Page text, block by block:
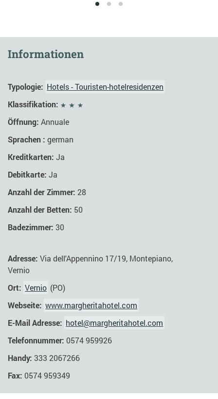
1 2 3
Informationen
Typologie: Hotels - Touristen-hotelresidenzen
Klassifikation:
Öffnung: Annuale
Sprachen : german
Kreditkarten: Ja
Debitkarte: Ja
Anzahl der Zimmer: 28
Anzahl der Betten: 50
Badezimmer: 30
Adresse: Via dell'Appennino 17/19, Montepiano,
Vernio
Ort: Vernio (PO)
Webseite: www.margheritahotel.com
E-Mail Adresse: hotel@margheritahotel.com
Telefonnummer: 0574 959926
Handy: 333 2067266
Fax: 0574 959349